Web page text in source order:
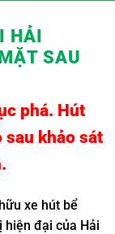
HẢI
SAU
phá. Hút
sau khảo sát
xe hút bể
hiện đại của Hải